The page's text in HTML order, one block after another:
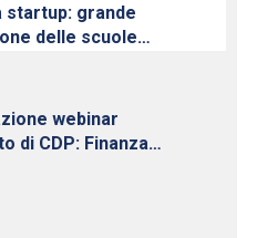
startup: grande
delle scuole
di
Emilia-Romagna
webinar
di CDP: Finanza